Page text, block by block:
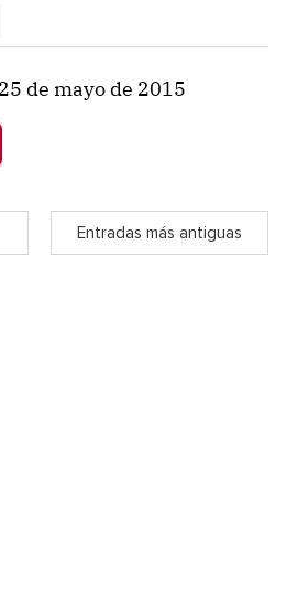
de mayo de 2015
Entradas más antiguas